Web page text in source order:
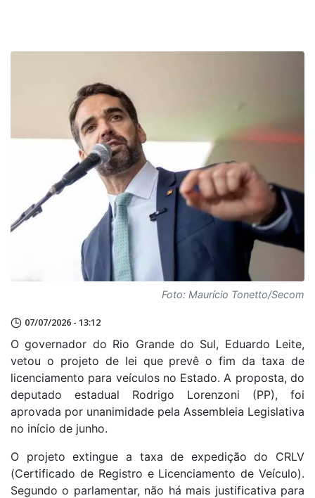
Foto: Maurício Tonetto/Secom
07/07/2026 - 13:12
O governador do Rio Grande do Sul, Eduardo Leite,
vetou o projeto de lei que prevê o fim da taxa de
licenciamento para veículos no Estado. A proposta, do
deputado estadual Rodrigo Lorenzoni (PP), foi
aprovada por unanimidade pela Assembleia Legislativa
no início de junho.
O projeto extingue a taxa de expedição do CRLV
(Certificado de Registro e Licenciamento de Veículo).
Segundo o parlamentar, não há mais justificativa para